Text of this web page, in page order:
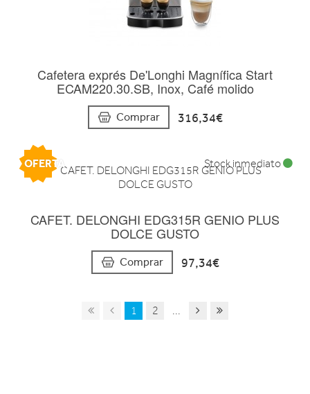
Cafetera exprés De'Longhi Magnífica Start
ECAM220.30.SB, Inox, Café molido
Comprar 316,34€
CAFET. DELONGHI EDG315R GENIO PLUS
DOLCE GUSTO
Comprar 97,34€
Stock inmediato
OFERTA
1 2 ...